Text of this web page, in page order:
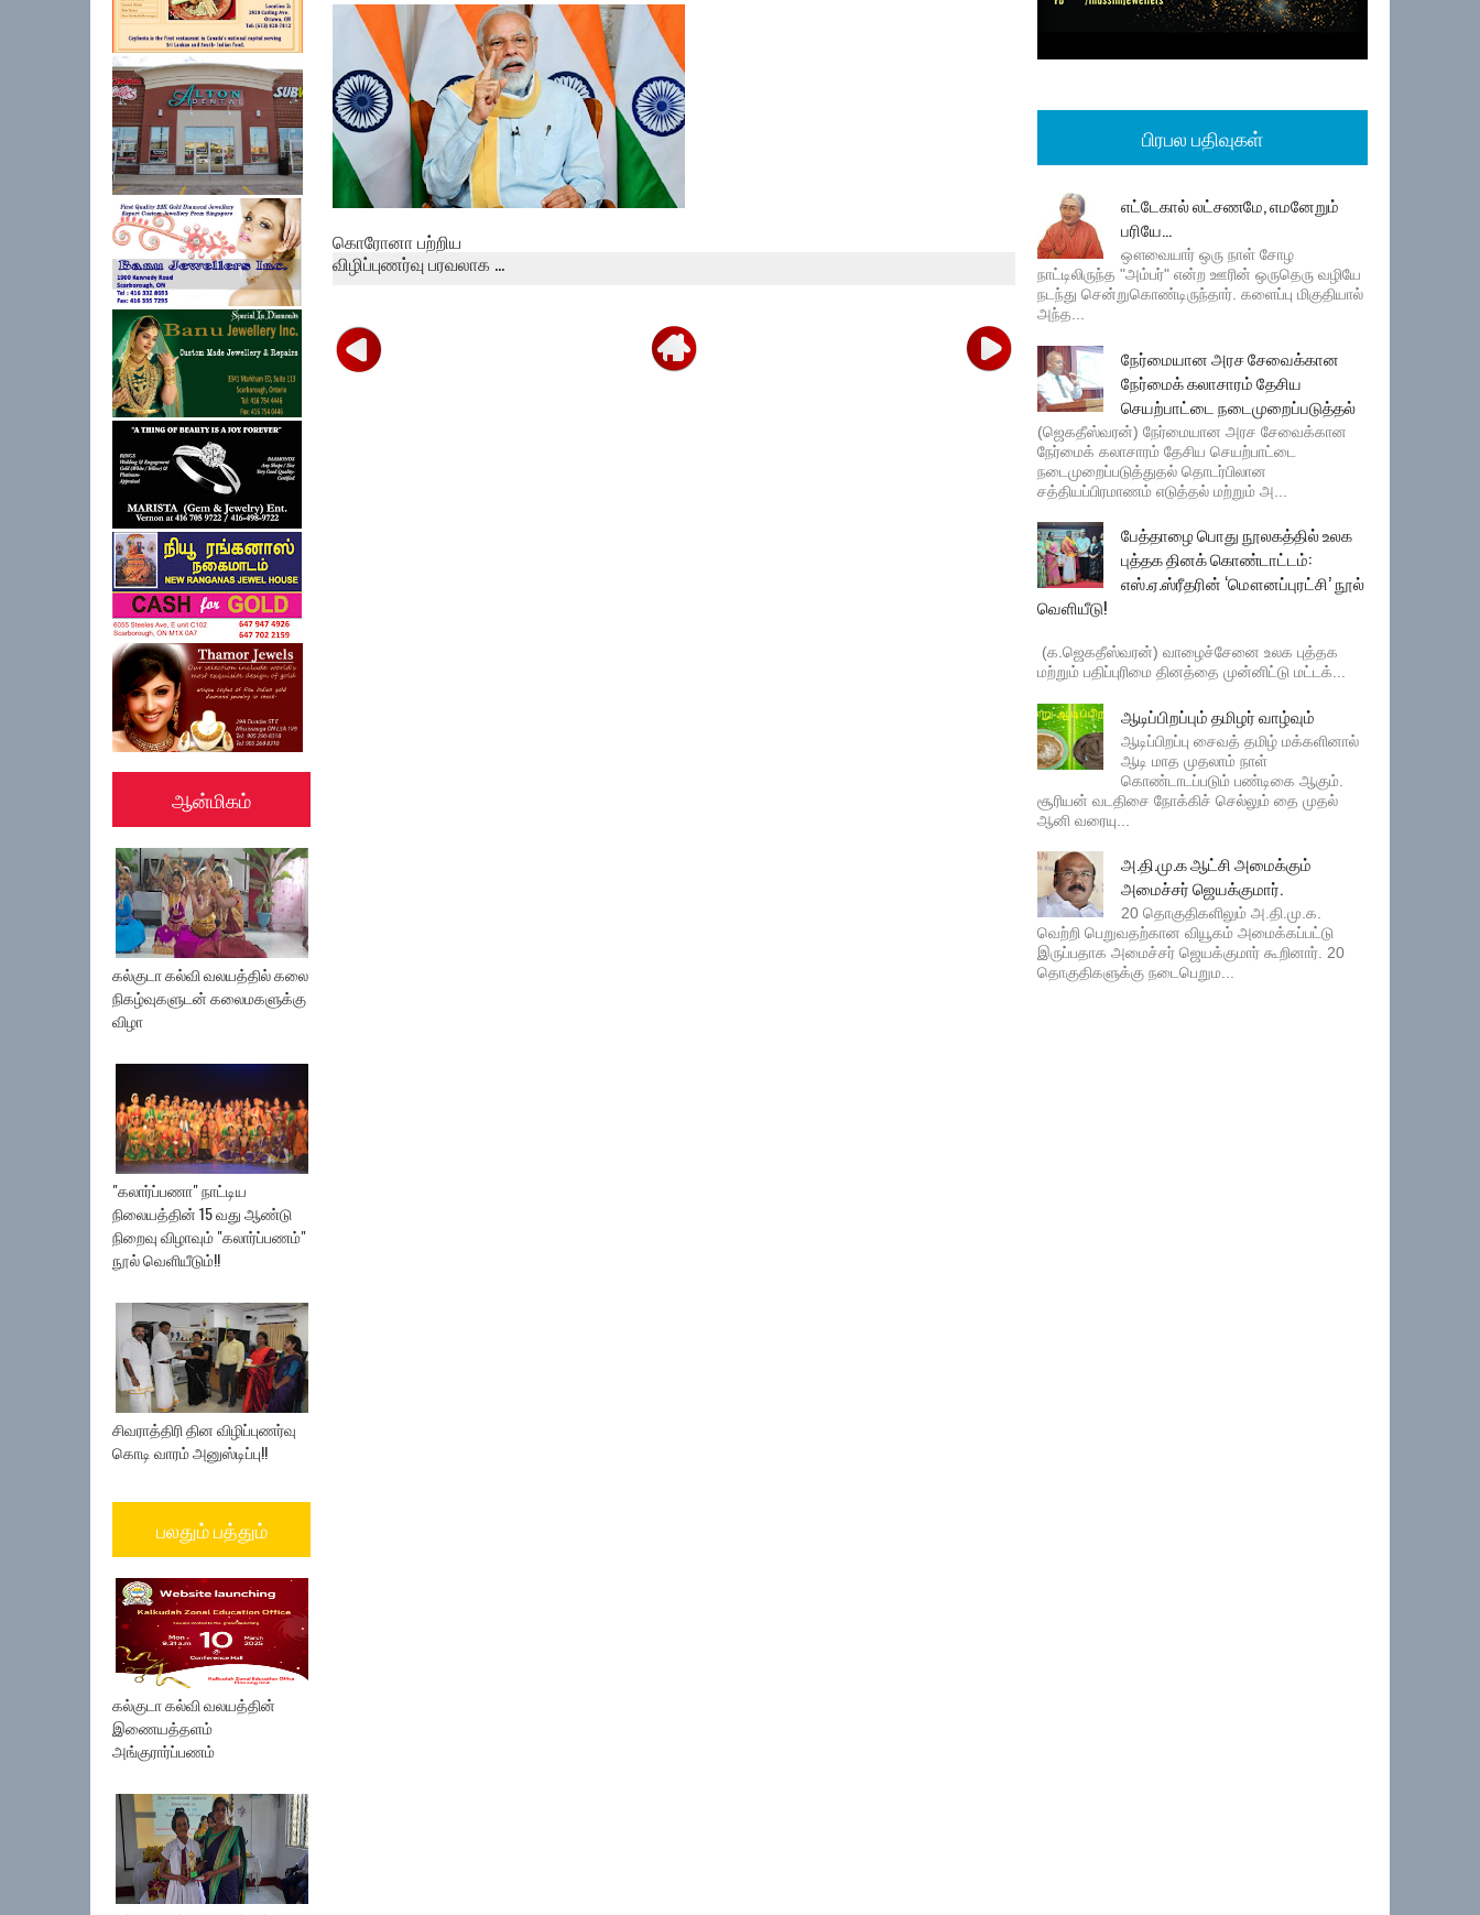
ஆன்மிகம்
கல்குடா கல்வி வலயத்தில் கலை
நிகழ்வுகளுடன் கலைமகளுக்கு
விழா
"கலார்ப்பணா" நாட்டிய
நிலையத்தின் 15 வது ஆண்டு
நிறைவு விழாவும் "கலார்ப்பணம்"
நூல் வெளியீடும்!!
சிவராத்திரி தின விழிப்புணர்வு
கொடி வாரம் அனுஸ்டிப்பு!!
பலதும் பத்தும்
கல்குடா கல்வி வலயத்தின்
இணையத்தளம்
அங்குரார்ப்பணம்
தமிழகத்தில் 24 மணிநேரத்தில்
கனமழைக்...
கொரோனா பற்றிய
விழிப்புணர்வு பரவலாக ...
பிரபல பதிவுகள்
எட்டேகால் லட்சணமே, எமனேறும்
பரியே...
ஔவையார் ஒரு நாள் சோழ
நாட்டிலிருந்த "அம்பர்" என்ற ஊரின் ஒருதெரு வழியே
நடந்து சென்றுகொண்டிருந்தார். களைப்பு மிகுதியால்
அந்த...
நேர்மையான அரச சேவைக்கான
நேர்மைக் கலாசாரம் தேசிய
செயற்பாட்டை நடைமுறைப்படுத்தல்
(ஜெகதீஸ்வரன்) நேர்மையான அரச சேவைக்கான
நேர்மைக் கலாசாரம் தேசிய செயற்பாட்டை
நடைமுறைப்படுத்துதல் தொடர்பிலான
சத்தியப்பிரமாணம் எடுத்தல் மற்றும் அ...
பேத்தாழை பொது நூலகத்தில் உலக
புத்தக தினக் கொண்டாட்டம்:
எஸ்.ஏ.ஸ்ரீதரின் ‘மௌனப்புரட்சி’ நூல்
வெளியீடு!
(க.ஜெகதீஸ்வரன்) வாழைச்சேனை உலக புத்தக
மற்றும் பதிப்புரிமை தினத்தை முன்னிட்டு மட்டக்...
ஆடிப்பிறப்பும் தமிழர் வாழ்வும்
ஆடிப்பிறப்பு சைவத் தமிழ் மக்களினால்
ஆடி மாத முதலாம் நாள்
கொண்டாடப்படும் பண்டிகை ஆகும்.
சூரியன் வடதிசை நோக்கிச் செல்லும் தை முதல்
ஆனி வரையு...
அ.தி.மு.க ஆட்சி அமைக்கும்
அமைச்சர் ஜெயக்குமார்.
20 தொகுதிகளிலும் அ.தி.மு.க.
வெற்றி பெறுவதற்கான வியூகம் அமைக்கப்பட்டு
இருப்பதாக அமைச்சர் ஜெயக்குமார் கூறினார். 20
தொகுதிகளுக்கு நடைபெறும...